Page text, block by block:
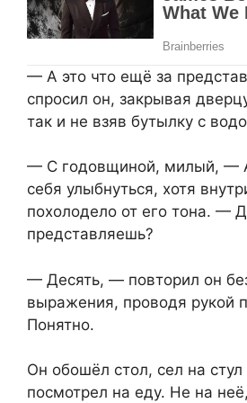
— А это что ещё за
спросил он, закрывая
так и не взяв бутылку с
— С годовщиной, милый, —
себя улыбнуться, хотя
похолодело от его тона. —
представляешь?
— Десять, — повторил он
выражения, проводя рукой
Понятно.
Он обошёл стол, сел на стул
посмотрел на еду. Не на